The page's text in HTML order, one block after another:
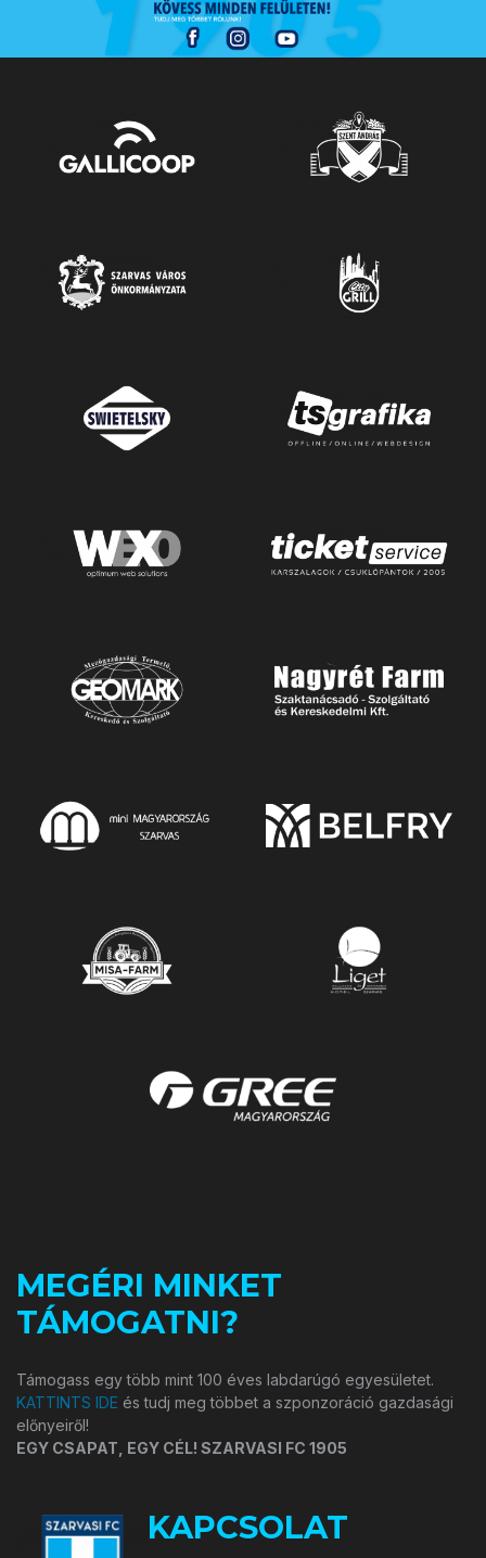
MEGÉRI MINKET
TÁMOGATNI?
Támogass egy több mint 100 éves labdarúgó egyesületet.
KATTINTS IDE és tudj meg többet a szponzoráció gazdasági
előnyeiről!
EGY CSAPAT, EGY CÉL! SZARVASI FC 1905
KAPCSOLAT